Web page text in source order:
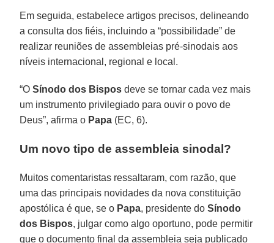
Em seguida, estabelece artigos precisos, delineando
a consulta dos fiéis, incluindo a “possibilidade” de
realizar reuniões de assembleias pré-sinodais aos
níveis internacional, regional e local.
“OSínodo dos Bispos deve se tornar cada vez mais
um instrumento privilegiado para ouvir o povo de
Deus”, afirma o Papa (EC, 6).
Um novo tipo de assembleia sinodal?
Muitos comentaristas ressaltaram, com razão, que
uma das principais novidades da nova constituição
apostólica é que, se o Papa, presidente doSínodo
dos Bispos, julgar como algo oportuno, pode permitir
que o documento final da assembleia seja publicado